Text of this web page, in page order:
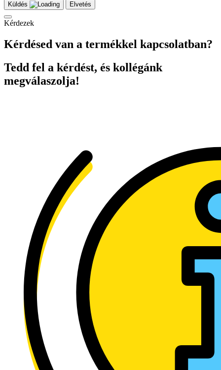
Küldés Elvetés
Kérdezek
Kérdésed van a termékkel kapcsolatban?
Tedd fel a kérdést, és kollégánk
megválaszolja!